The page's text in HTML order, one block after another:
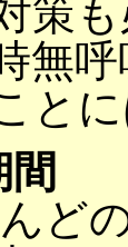
策
無
と
どの